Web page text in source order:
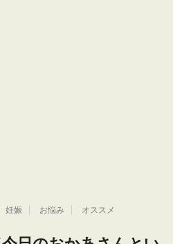
妊娠 お悩み オススメ